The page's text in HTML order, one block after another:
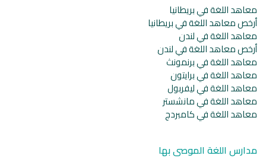
معاهد اللغة في بريطانيا
أرخص معاهد اللغة في بريطانيا
معاهد اللغة في لندن
أرخص معاهد اللغة في لندن
معاهد اللغة في برنمونث
معاهد اللغة في برايتون
معاهد اللغة في ليفربول
معاهد اللغة في مانشستر
معاهد اللغة في كامبردج
مدارس اللغة الموصى بها